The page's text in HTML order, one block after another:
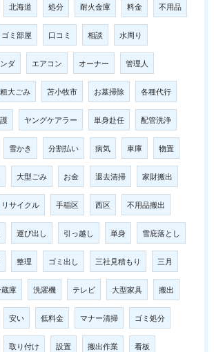
北海道 処分 耐火金庫 料金 不用品
ゴミ部屋 口コミ 相談 水周り
ダ エアコン オーナー 管理人
粗大ごみ 苫小牧市 お墓掃除 各種代行
ヤングケアラー 単身赴任 配管洗浄
雪かき 分割払い 病気 車庫 物置
大型ごみ お金 退去清掃 家財搬出
リサイクル 手稲区 西区 不用品搬出
運び出し 引っ越し 単身 雪庇落とし
整理 ゴミ出し 三社見積もり 三月
庫 洗濯機 テレビ 大型家具 搬出
安い 低料金 マナー清掃 ゴミ処分
取り付け 設置 搬出作業 看板